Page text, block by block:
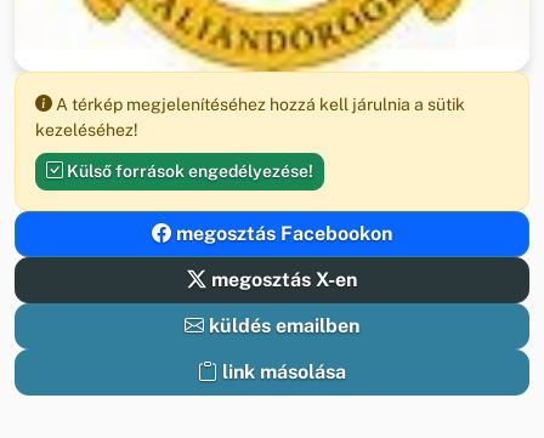
A térkép megjelenítéséhez hozzá kell járulnia a sütik
kezeléséhez!
Külső források engedélyezése!
megosztás Facebookon
megosztás X-en
küldés emailben
link másolása